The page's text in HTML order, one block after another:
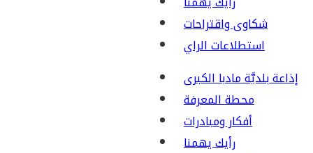
شكاوى واقتراحات
استطلاعات الراي
إذاعة بلديَّة مادبا الكبرى
محطة المعرفة
أفكار ومبادرات
رأيك يهمنا